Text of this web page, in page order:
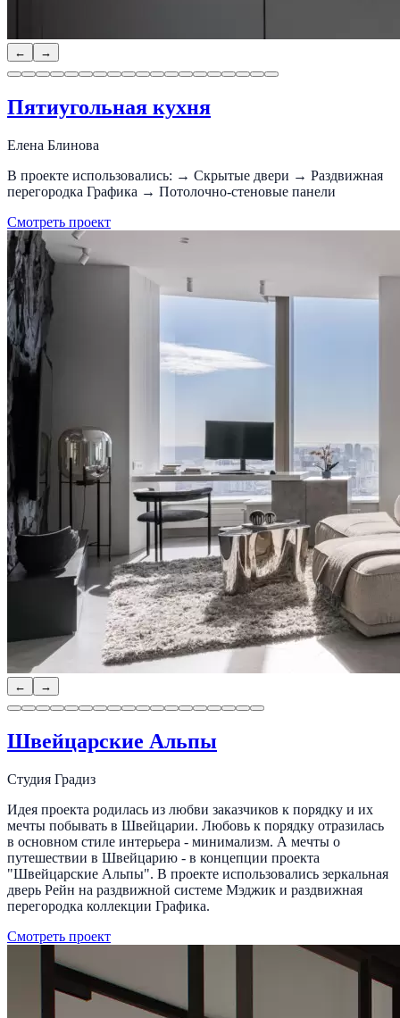
← →
Пятиугольная кухня
Елена Блинова
В проекте использовались: → Скрытые двери → Раздвижная
перегородка Графика → Потолочно-стеновые панели
Смотреть проект
← →
Швейцарские Альпы
Студия Градиз
Идея проекта родилась из любви заказчиков к порядку и их
мечты побывать в Швейцарии. Любовь к порядку отразилась
в основном стиле интерьера - минимализм. А мечты о
путешествии в Швейцарию - в концепции проекта
"Швейцарские Альпы". В проекте использовались зеркальная
дверь Рейн на раздвижной системе Мэджик и раздвижная
перегородка коллекции Графика.
Смотреть проект